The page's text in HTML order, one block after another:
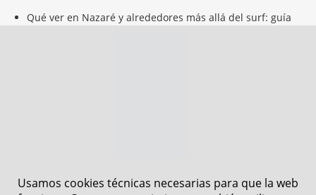
Qué ver en Nazaré y alrededores más allá del surf: guía